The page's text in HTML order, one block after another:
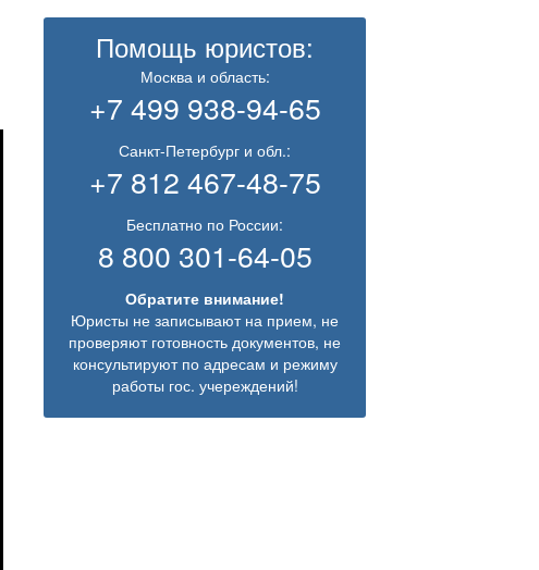
Помощь юристов:
Москва и область:
+7 499 938-94-65
Санкт-Петербург и обл.:
+7 812 467-48-75
Бесплатно по России:
8 800 301-64-05
Обратите внимание!
Юристы не записывают на прием, не
проверяют готовность документов, не
консультируют по адресам и режиму
работы гос. учереждений!